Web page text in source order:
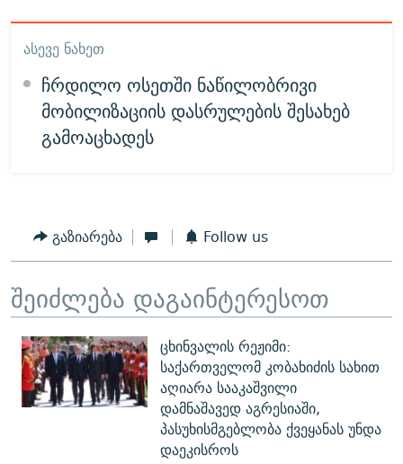
ᲐᲡᲔᲕᲔ ᲜᲐᲮᲔᲗ
ჩრდილო ოსეთში ნაწილობრივი
მობილიზაციის დასრულების შესახებ
გამოაცხადეს
გაზიარება Follow us
შეიძლება დაგაინტერესოთ
ცხინვალის რეჟიმი:
საქართველომ კობახიძის სახით
აღიარა სააკაშვილი
დამნაშავედ აგრესიაში,
პასუხისმგებლობა ქვეყანას უნდა
დაეკისროს